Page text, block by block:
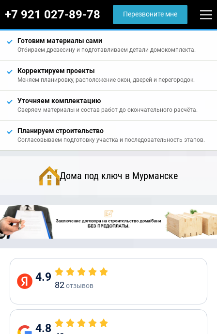
+7 921 027-89-78 Перезвоните мне
Готовим материалы сами
Отбираем древесину и подготавливаем детали домокомплекта.
Корректируем проекты
Меняем планировку, расположение окон, дверей и перегородок.
Уточняем комплектацию
Сверяем материалы и состав работ до окончательного расчёта.
Планируем строительство
Согласовываем подготовку участка и последовательность этапов.
Дома под ключ в Мурманске
4.9
82отзывов
4.8